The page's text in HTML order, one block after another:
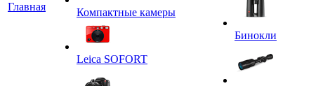
Главная Компактные камеры
Leica SOFORT
Бинокли